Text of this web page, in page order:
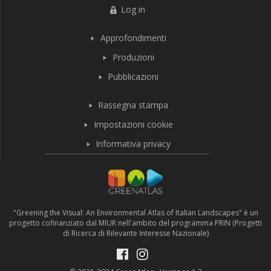
Log in
Approfondimenti
Produzioni
Pubblicazioni
Rassegna stampa
Impostazioni cookie
Informativa privacy
"Greening the Visual: An Environmental Atlas of Italian Landscapes" è un
progetto cofinanziato dal MIUR nell'ambito del programma PRIN (Progetti
di Ricerca di Rilevante Interesse Nazionale)